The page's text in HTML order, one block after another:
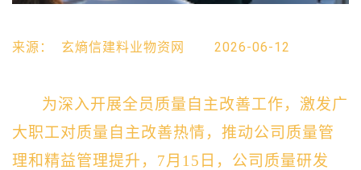
来源： 玄熵信建料业物资网 2026-06-12
为深入开展全员质量自主改善工作，激发广
大职工对质量自主改善热情，推动公司质量管
理和精益管理提升，7月15日，公司质量研发